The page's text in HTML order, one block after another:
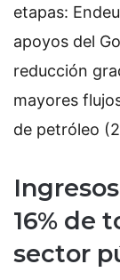
etapas:
apoyos del
reducción
mayores
de petróleo
16% de
sector